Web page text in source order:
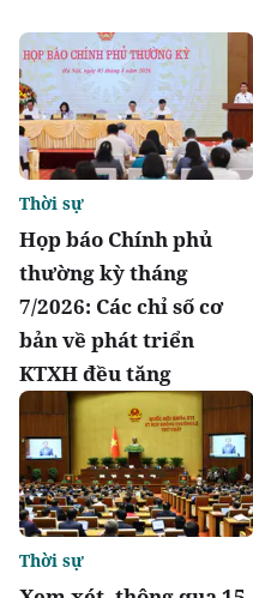
Họp báo Chính phủ
thường kỳ tháng
7/2026: Các chỉ số cơ
bản về phát triển
KTXH đều tăng
Thời sự
Thời sự